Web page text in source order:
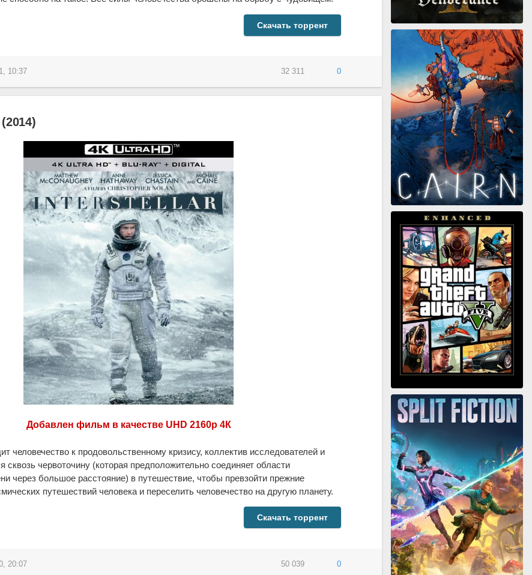
Скачать торрент
32 311 0
10:37
Добавлен фильм в качестве UHD 2160p 4К
человечество к продовольственному кризису, коллектив исследователей и
сквозь червоточину (которая предположительно соединяет области
через большое расстояние) в путешествие, чтобы превзойти прежние
путешествий человека и переселить человечество на другую планету.
Скачать торрент
50 039 0
20:07